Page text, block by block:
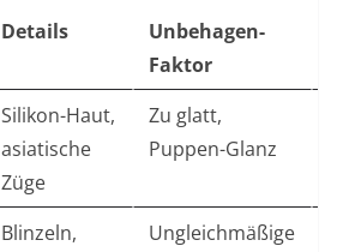
Details
Unbehagen-
Faktor
Silikon-Haut,
asiatische
Züge
Zu glatt,
Puppen-Glanz
Blinzeln,
Ungleichmäßige